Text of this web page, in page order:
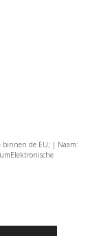
binnen de EU; | Naam:
Elektronische